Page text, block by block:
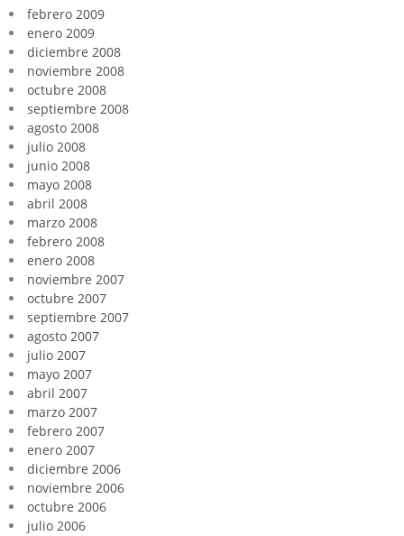
febrero 2009
enero 2009
diciembre 2008
noviembre 2008
octubre 2008
septiembre 2008
agosto 2008
julio 2008
junio 2008
mayo 2008
abril 2008
marzo 2008
febrero 2008
enero 2008
noviembre 2007
octubre 2007
septiembre 2007
agosto 2007
julio 2007
mayo 2007
abril 2007
marzo 2007
febrero 2007
enero 2007
diciembre 2006
noviembre 2006
octubre 2006
julio 2006